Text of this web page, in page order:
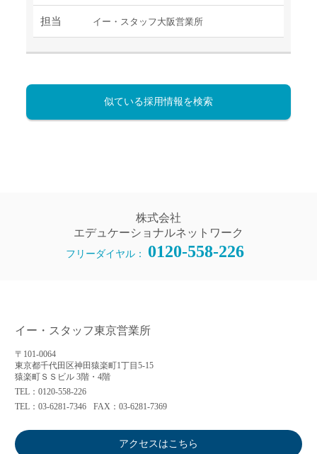
担当 イー・スタッフ大阪営業所
似ている採用情報を検索
株式会社
エデュケーショナルネットワーク
フリーダイヤル： 0120-558-226
イー・スタッフ東京営業所
〒101-0064
東京都千代田区神田猿楽町1丁目5-15
猿楽町ＳＳビル 3階・4階
TEL：0120-558-226
TEL：03-6281-7346
FAX：03-6281-7369
アクセスはこちら